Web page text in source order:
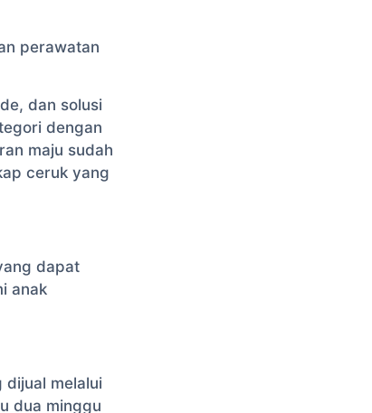
perawatan
dan solusi
dengan
maju sudah
ceruk yang
dapat
anak
melalui
dua minggu